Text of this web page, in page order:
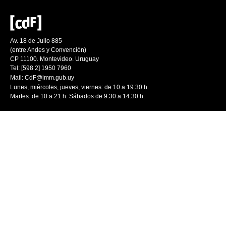
Av. 18 de Julio 885
(entre Andes y Convención)
CP 11100. Montevideo. Uruguay
Tel: [598 2] 1950 7960
Mail: CdF@imm.gub.uy
Lunes, miércoles, jueves, viernes: de 10 a 19.30 h.
Martes: de 10 a 21 h. Sábados de 9.30 a 14.30 h.